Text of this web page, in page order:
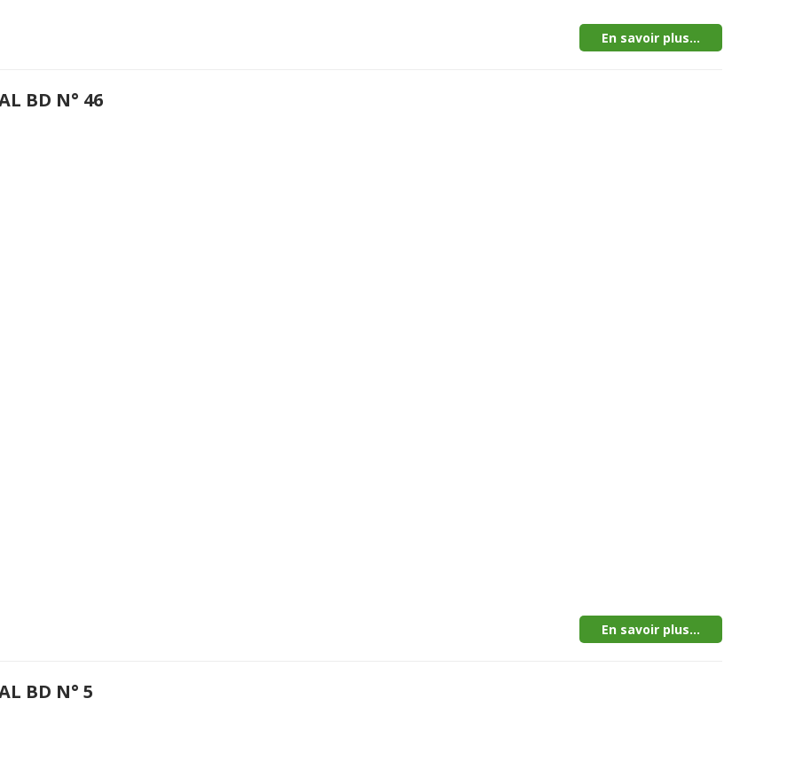
En savoir plus...
BD N° 46
En savoir plus...
BD N° 5